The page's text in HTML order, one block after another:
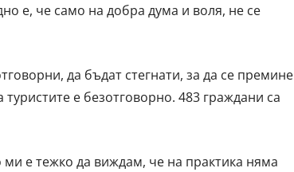
е, че само на добра дума и воля, не се
да бъдат стегнати, за да се премине
е безотговорно. 483 граждани са
е тежко да виждам, че на практика няма